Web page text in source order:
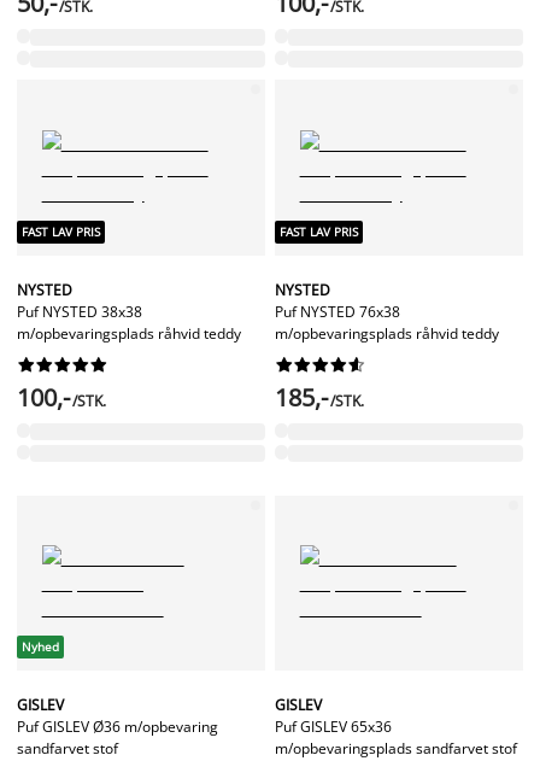
/STK. /STK.
FAST LAV PRIS
NYSTED
Puf NYSTED 38x38
m/opbevaringsplads råhvid teddy






100,-/STK.
FAST LAV PRIS
NYSTED
Puf NYSTED 76x38
m/opbevaringsplads råhvid teddy






185,-/STK.
Nyhed
GISLEV
Puf GISLEV Ø36 m/opbevaring
sandfarvet stof
GISLEV
Puf GISLEV 65x36
m/opbevaringsplads sandfarvet stof